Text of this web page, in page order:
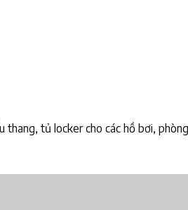
thang, tủ locker cho các hồ bơi,